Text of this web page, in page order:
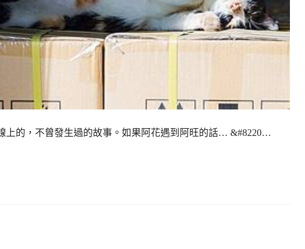
上的，不曾發生過的故事。如果阿花遇到阿旺的話… &#8220…